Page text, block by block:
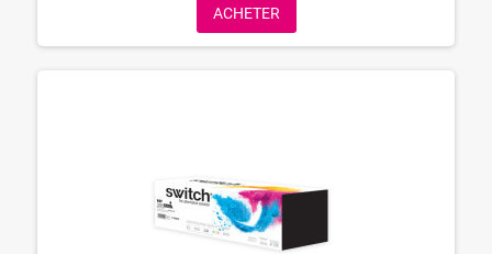
ACHETER